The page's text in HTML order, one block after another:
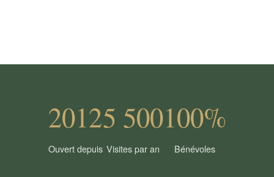
2012
Ouvert depuis
5 500
Visites par an
100%
Bénévoles